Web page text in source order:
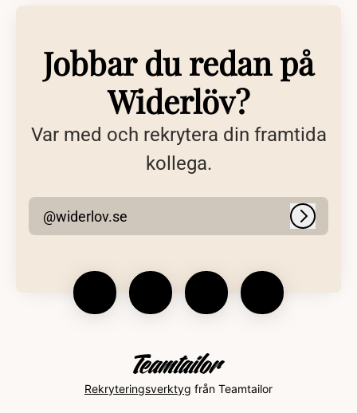
Jobbar du redan på
Widerlöv?
Var med och rekrytera din framtida
kollega.
@widerlov.se Logga in
Rekryteringsverktyg från Teamtailor